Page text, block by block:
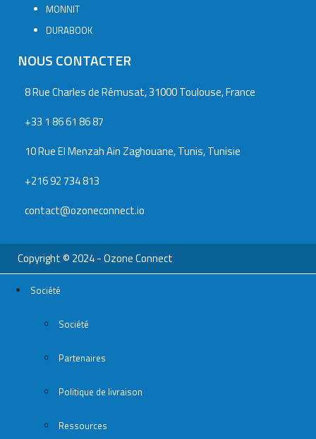
MONNIT
DURABOOK
NOUS CONTACTER
8 Rue Charles de Rémusat, 31000 Toulouse, France
+33 1 86 61 86 87
10 Rue El Menzah Ain Zaghouane, Tunis, Tunisie
+216 92 734 813
contact@ozoneconnect.io
Copyright © 2024 - Ozone Connect
Société
Société
Partenaires
Politique de livraison
Ressources